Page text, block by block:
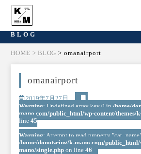
BLOG
HOME > BLOG > omanairport
omanairport
2019年7月27日
Warning: Undefined array key 0 in /home/
mano.com/public_html/wp-content/themes/
line 45
Warning: Attempt to read property
/home/donutsring/k-mano.com/public_html/
mano/single.phpon line 46